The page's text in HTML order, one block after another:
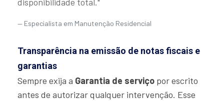
Especialista em Manutenção Residencial
Transparência na emissão de notas fiscais e
garantias
Sempre exija a Garantia de serviço por escrito
antes de autorizar qualquer intervenção. Esse